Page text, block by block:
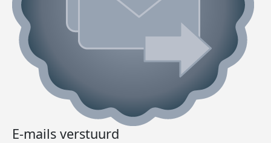
E-mails verstuurd